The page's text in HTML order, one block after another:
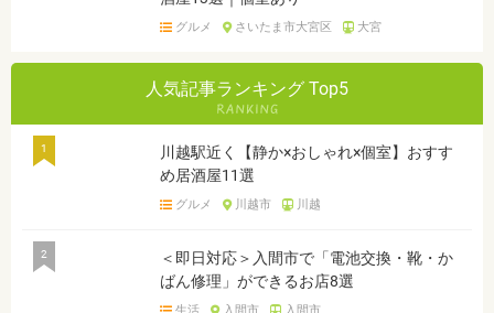
グルメ さいたま市大宮区 大宮
人気記事ランキング Top5
1
川越駅近く【静か×おしゃれ×個室】おすす
め居酒屋11選
グルメ 川越市 川越
2
＜即日対応＞入間市で「電池交換・靴・か
ばん修理」ができるお店8選